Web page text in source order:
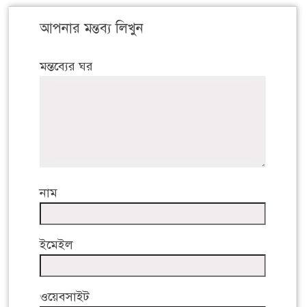
আপনার মন্তব্য লিখুন
মন্তব্যের ঘর
নাম
ইমেইল
ওয়েবসাইট